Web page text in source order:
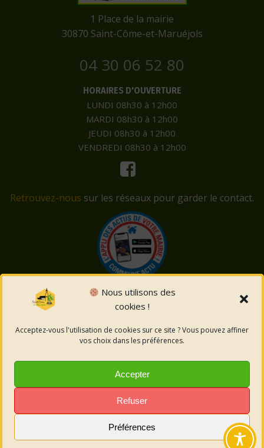
Nous utilisons des
cookies !
Acceptez-vous l'utilisation de cookies sur ce site ? Vous pouvez affiner
vos choix dans les préférences.
Accepter
Refuser
Préférences
​1 Place de la mairie
​30870 Saint-Côme-et-Maruéjols
04 30 06 52 80
HORAIRES D'OUVERTURE
LUNDI 08h30 à 12h00
MARDI 08h30 à 12h00
JEUDI 08h30 à 12h00
VENDREDI 08h30 à 12h00
Retrouvez-nous sur les réseaux pour garder le contact.
© 2026 Saint-Côme-et-Maruéjols. Un service proposé
Mentions légales
Politique des cookies